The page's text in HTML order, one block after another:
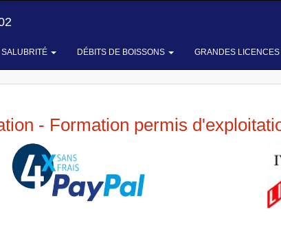
SALUBRITÉ DÉBITS DE BOISSONS GRANDES LICENCES
- Formation permis